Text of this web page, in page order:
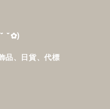
˘✿)
品、日貨、代標